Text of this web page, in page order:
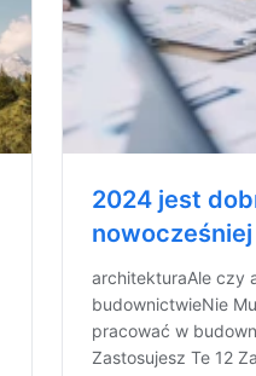
2024 jest
nowocześniej
architekturaAle czy
budownictwieNie
pracować w
Zastosujesz Te 12